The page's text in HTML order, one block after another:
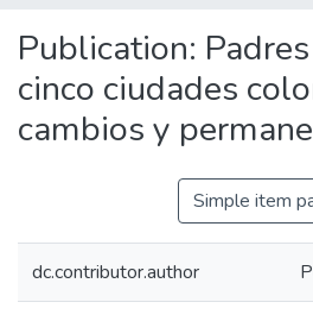
Publication:
cinco ciudades
cambios y
Simple item
dc.contributor.author